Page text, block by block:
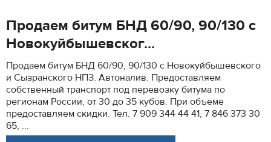
Продаем битум БНД 60/90, 90/130 с
Новокуйбышевског...
Продаем битум БНД 60/90, 90/130 с Новокуйбышевского
и Сызранского НПЗ. Автоналив. Предоставляем
собственный транспорт под перевозку битума по
регионам России, от 30 до 35 кубов. При объеме
предоставляем скидки. Тел. 7 909 344 44 41, 7 846 373 30
65, ...